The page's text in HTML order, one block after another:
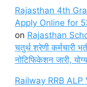
Rajasthan 4th
Apply Online for
on Rajasthan
चतुर्थ श्रेणी कर्मचारी
नोटिफिकेशन जारी,
Railway RRB ALP